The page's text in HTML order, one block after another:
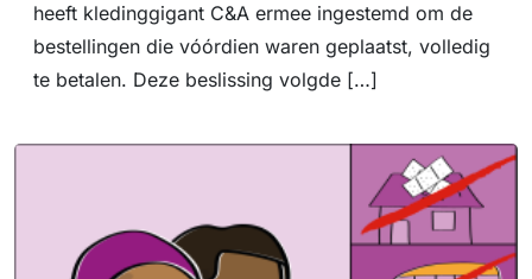
heeft kledinggigant C&A ermee ingestemd om de
bestellingen die vóórdien waren geplaatst, volledig
te betalen. Deze beslissing volgde […]